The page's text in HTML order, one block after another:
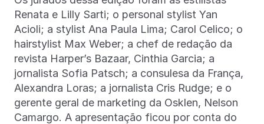
Renata e Lilly Sarti; o personal stylist Yan
Acioli; a stylist Ana Paula Lima; Carol Celico; o
hairstylist Max Weber; a chef de redação da
revista Harper’s Bazaar, Cinthia Garcia; a
jornalista Sofia Patsch; a consulesa da França,
Alexandra Loras; a jornalista Cris Rudge; e o
gerente geral de marketing da Osklen, Nelson
Camargo. A apresentação ficou por conta do